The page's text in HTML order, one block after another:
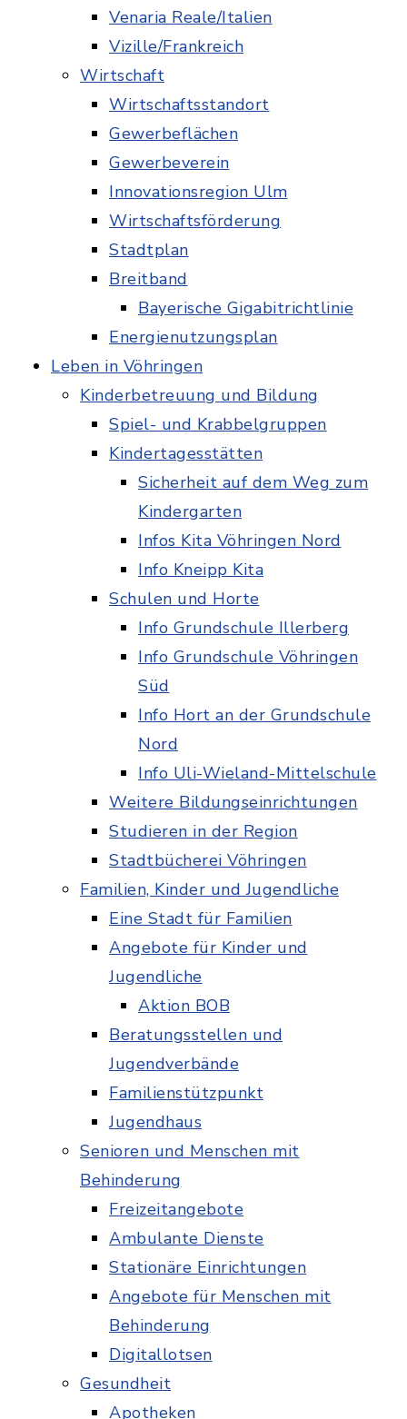
Venaria Reale/Italien
Vizille/Frankreich
Wirtschaft
Wirtschaftsstandort
Gewerbeflächen
Gewerbeverein
Innovationsregion Ulm
Wirtschaftsförderung
Stadtplan
Breitband
Bayerische Gigabitrichtlinie
Energienutzungsplan
Leben in Vöhringen
Kinderbetreuung und Bildung
Spiel- und Krabbelgruppen
Kindertagesstätten
Sicherheit auf dem Weg zum
Kindergarten
Infos Kita Vöhringen Nord
Info Kneipp Kita
Schulen und Horte
Info Grundschule Illerberg
Info Grundschule Vöhringen
Süd
Info Hort an der Grundschule
Nord
Info Uli-Wieland-Mittelschule
Weitere Bildungseinrichtungen
Studieren in der Region
Stadtbücherei Vöhringen
Familien, Kinder und Jugendliche
Eine Stadt für Familien
Angebote für Kinder und
Jugendliche
Aktion BOB
Beratungsstellen und
Jugendverbände
Familienstützpunkt
Jugendhaus
Senioren und Menschen mit
Behinderung
Freizeitangebote
Ambulante Dienste
Stationäre Einrichtungen
Angebote für Menschen mit
Behinderung
Digitallotsen
Gesundheit
Apotheken